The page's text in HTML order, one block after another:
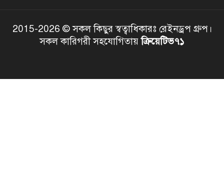
2015-2026 © সকল কিছুর স্বত্বাধিকারঃ রেইনড্রপ গ্রুপ।
সকল কারিগরী সহযোগিতায়ক্রিয়েটিভ৭১